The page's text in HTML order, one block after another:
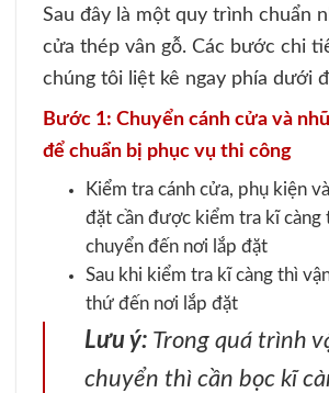
Sau đây là một quy trình chuẩn
cửa thép vân gỗ. Các bước chi
chúng tôi liệt kê ngay phía dưới
Bước 1: Chuyển cánh cửa và
để chuẩn bị phục vụ thi công
Kiểm tra cánh cửa, phụ kiện
đặt cần được kiểm tra kĩ càng
chuyển đến nơi lắp đặt
Sau khi kiểm tra kĩ càng thì
thứ đến nơi lắp đặt
Lưu ý: Trong quá trình
chuyển thì cần bọc kĩ